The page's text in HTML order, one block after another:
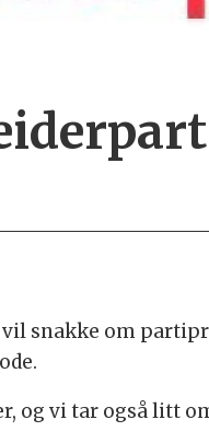
snakke om
og vi tar også litt